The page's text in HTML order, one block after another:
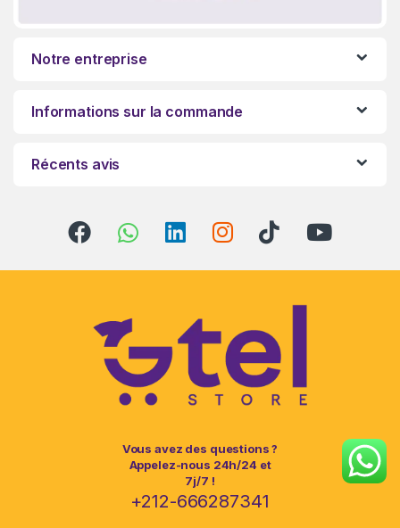
Notre entreprise
Informations sur la commande
Récents avis
Vous avez des questions ?
Appelez-nous 24h/24 et
7j/7 !
+212-666287341